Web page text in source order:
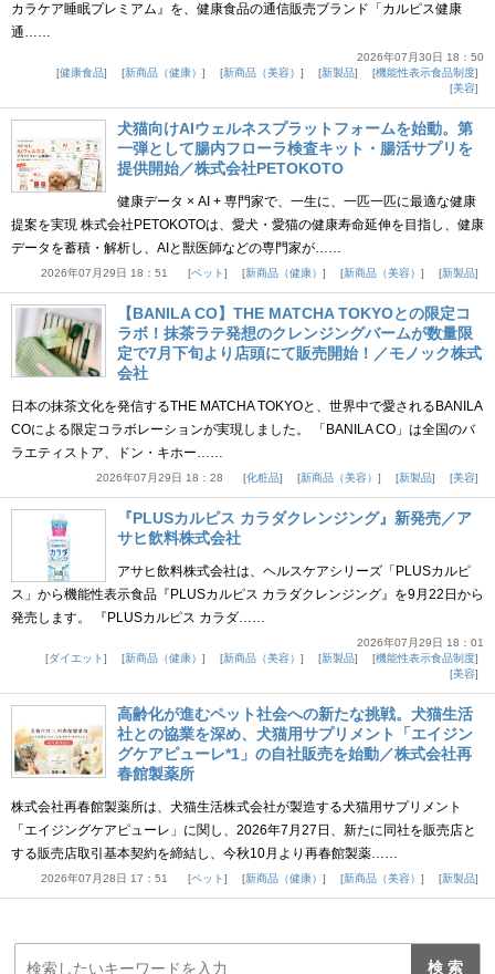
カラケア睡眠プレミアム』を、健康食品の通信販売ブランド「カルピス健康
通……
2026年07月30日 18：50
健康食品
新商品（健康） 新商品（美容） 新製品
機能性表示食品制度
美容
犬猫向けAIウェルネスプラットフォームを始動。第
一弾として腸内フローラ検査キット・腸活サプリを
提供開始／株式会社PETOKOTO
健康データ × AI + 専門家で、一生に、一匹一匹に最適な健康
提案を実現 株式会社PETOKOTOは、愛犬・愛猫の健康寿命延伸を目指し、健康
データを蓄積・解析し、AIと獣医師などの専門家が……
2026年07月29日 18：51 ペット 新商品（健康） 新商品（美容） 新製品
【BANILA CO】THE MATCHA TOKYOとの限定コ
ラボ！抹茶ラテ発想のクレンジングバームが数量限
定で7月下旬より店頭にて販売開始！／モノック株式
会社
日本の抹茶文化を発信するTHE MATCHA TOKYOと、世界中で愛されるBANILA
COによる限定コラボレーションが実現しました。 「BANILA CO」は全国のバ
ラエティストア、ドン・キホー……
2026年07月29日 18：28 化粧品 新商品（美容） 新製品 美容
『PLUSカルピス カラダクレンジング』新発売／ア
サヒ飲料株式会社
アサヒ飲料株式会社は、ヘルスケアシリーズ「PLUSカルピ
ス」から機能性表示食品『PLUSカルピス カラダクレンジング』を9月22日から
発売します。 『PLUSカルピス カラダ……
2026年07月29日 18：01
ダイエット
新商品（健康） 新商品（美容） 新製品
機能性表示食品制度
美容
高齢化が進むペット社会への新たな挑戦。犬猫生活
社との協業を深め、犬猫用サプリメント「エイジン
グケアピューレ*1」の自社販売を始動／株式会社再
春館製薬所
株式会社再春館製薬所は、犬猫生活株式会社が製造する犬猫用サプリメント
「エイジングケアピューレ」に関し、2026年7月27日、新たに同社を販売店と
する販売店取引基本契約を締結し、今秋10月より再春館製薬……
2026年07月28日 17：51 ペット 新商品（健康） 新商品（美容） 新製品